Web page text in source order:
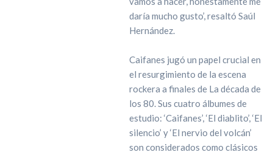
daría mucho gusto’, resaltó Saúl
Hernández.
Caifanes jugó un papel crucial en
el resurgimiento de la escena
rockera a finales de La década de
los 80. Sus cuatro álbumes de
estudio: ‘Caifanes’, ‘El diablito’, ‘El
silencio’ y ‘El nervio del volcán’
son considerados como clásicos